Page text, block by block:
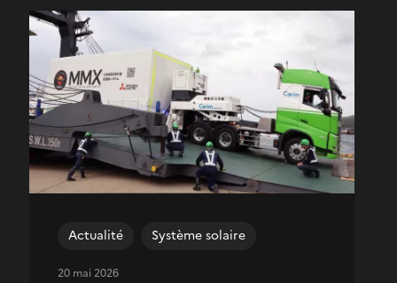
Actualité Système solaire
20 mai 2026